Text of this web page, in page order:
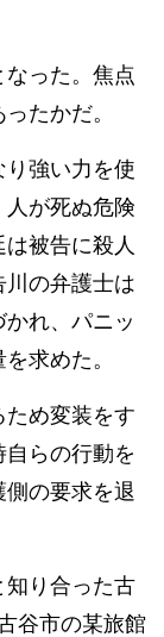
った。焦点
たかだ。
強い力を使
人が死ぬ危険
被告に殺人
の弁護士は
かれ、パニッ
求めた。
め変装をす
らの行動を
の要求を退
り合った古
谷市の某旅館